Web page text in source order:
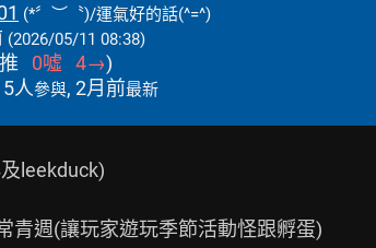
(*〞︶〝)/運氣好的話(^=^)
(2026/05/11 08:38)
推 0噓 4→)
人參與, 2月前最新
leekduck)
青週(讓玩家遊玩季節活動怪跟孵蛋)